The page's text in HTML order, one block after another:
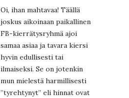
Oi, ihan mahtavaa! Täällä
joskus aikoinaan paikallinen
FB-kierrätysryhmä ajoi
samaa asiaa ja tavara kiersi
hyvin edullisesti tai
ilmaiseksi. Se on jotenkin
mun mielestä harmillisesti
”tyrehtynyt” eli hinnat ovat